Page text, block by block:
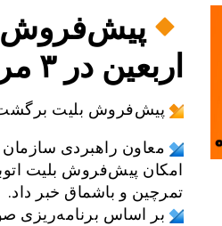
پیش‌فروش
اربعین در ۳ مرز
پیش‌فروش بلیت برگشت
معاون راهبردی
تمرچین و باشماق خبر داد.